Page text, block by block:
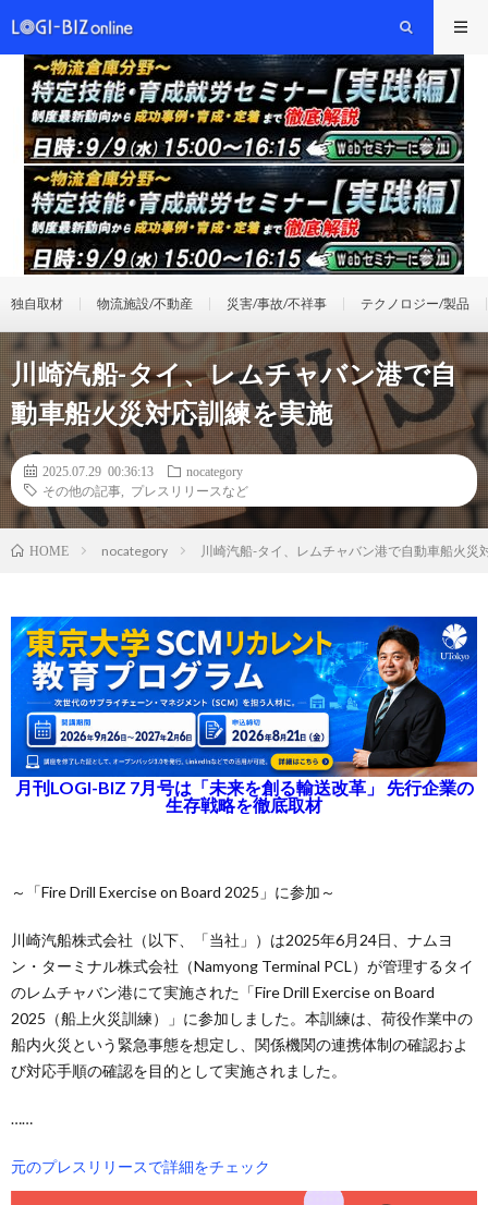
独自取材 物流施設/不動産 災害/事故/不祥事 テクノロジー/製品
川崎汽船-タイ、レムチャバン港で自
動車船火災対応訓練を実施
2025.07.29 00:36:13
nocategory
その他の記事
プレスリリースなど
HOME nocategory 川崎汽船-タイ、レムチャバン港で自動車船火災
月刊LOGI-BIZ 7月号は「未来を創る輸送改革」 先行企業の
生存戦略を徹底取材
～「Fire Drill Exercise on Board 2025」に参加～
川崎汽船株式会社（以下、「当社」）は2025年6月24日、ナムヨ
ン・ターミナル株式会社（Namyong Terminal PCL）が管理するタイ
のレムチャバン港にて実施された「Fire Drill Exercise on Board
2025（船上火災訓練）」に参加しました。本訓練は、荷役作業中の
船内火災という緊急事態を想定し、関係機関の連携体制の確認およ
び対応手順の確認を目的として実施されました。
……
元のプレスリリースで詳細をチェック